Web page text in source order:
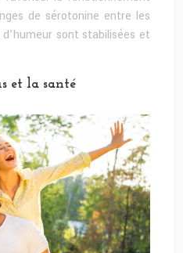
de sérotonine entre les
sont stabilisées et
et la santé